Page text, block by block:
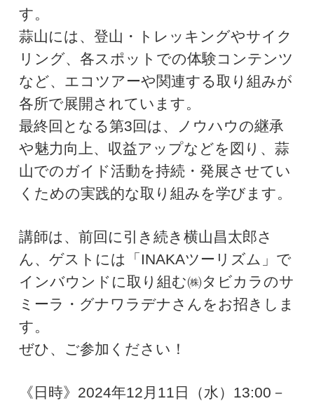
す。
蒜山には、登山・トレッキングやサイク
リング、各スポットでの体験コンテンツ
など、エコツアーや関連する取り組みが
各所で展開されています。
最終回となる第3回は、ノウハウの継承
や魅力向上、収益アップなどを図り、蒜
山でのガイド活動を持続・発展させてい
くための実践的な取り組みを学びます。
講師は、前回に引き続き横山昌太郎さ
ん、ゲストには「INAKAツーリズム」で
インバウンドに取り組む㈱タビカラのサ
ミーラ・グナワラデナさんをお招きしま
す。
ぜひ、ご参加ください！
《日時》2024年12月11日（水）13:00－